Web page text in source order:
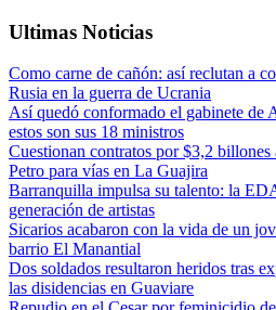
Ultimas Noticias
Como carne de cañón: así reclutan a
Rusia en la guerra de Ucrania
Así quedó conformado el gabinete de
estos son sus 18 ministros
Cuestionan contratos por $3,2
Petro para vías en La Guajira
Barranquilla impulsa su talento: la
generación de artistas
Sicarios acabaron con la vida de un
barrio El Manantial
Dos soldados resultaron heridos tras
las disidencias en Guaviare